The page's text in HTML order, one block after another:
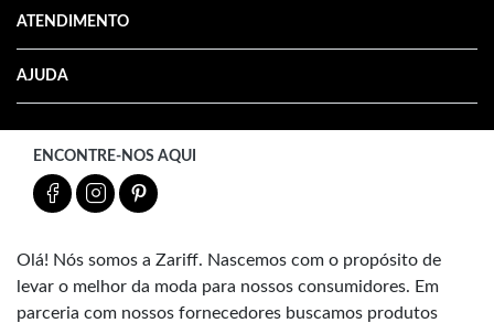
ATENDIMENTO
AJUDA
ENCONTRE-NOS AQUI
Olá! Nós somos a Zariff. Nascemos com o propósito de
levar o melhor da moda para nossos consumidores. Em
parceria com nossos fornecedores buscamos produtos